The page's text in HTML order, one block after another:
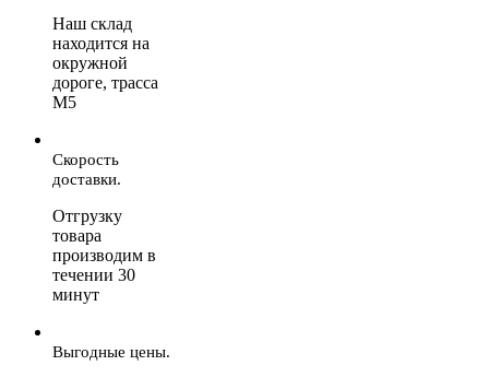
Наш склад
находится на
окружной
дороге, трасса
М5
Скорость
доставки.
Отгрузку
товара
производим в
течении 30
минут
Выгодные цены.